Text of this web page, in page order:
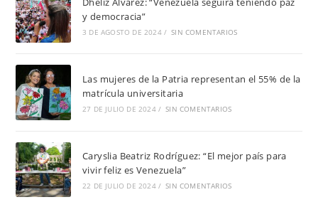
y democracia”
3 DE AGOSTO DE 2024 / SIN COMENTARIOS
Las mujeres de la Patria representan el 55% de la
matrícula universitaria
27 DE JULIO DE 2024 / SIN COMENTARIOS
Caryslia Beatriz Rodríguez: “El mejor país para
vivir feliz es Venezuela”
22 DE JULIO DE 2024 / SIN COMENTARIOS